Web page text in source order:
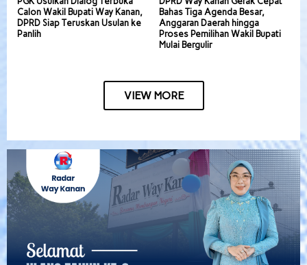
Calon Wakil Bupati Way Kanan,
DPRD Siap Teruskan Usulan ke
Panlih
Bahas Tiga Agenda Besar,
Anggaran Daerah hingga
Proses Pemilihan Wakil Bupati
Mulai Bergulir
VIEW MORE